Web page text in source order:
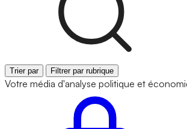
Trier par Filtrer par rubrique
Votre média d'analyse politique et